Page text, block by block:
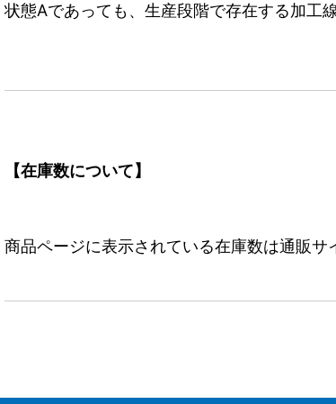
状態Aであっても、生産段階で存在する加工
【在庫数について】
商品ページに表示されている在庫数は通販サ